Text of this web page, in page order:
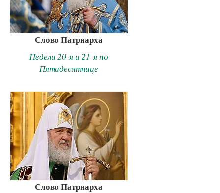
Слово Патриарха
Недели 20-я и 21-я по
Пятидесятнице
Слово Патриарха